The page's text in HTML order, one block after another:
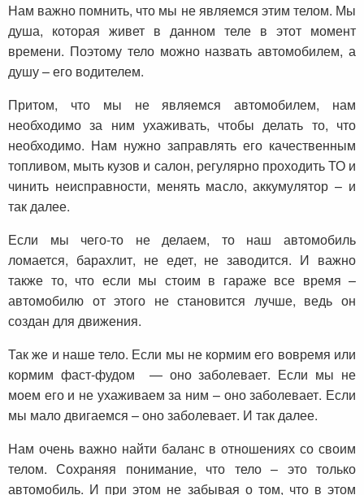
Нам важно помнить, что мы не являемся этим телом. Мы
душа, которая живет в данном теле в этот момент
времени. Поэтому тело можно назвать автомобилем, а
душу – его водителем.
Притом, что мы не являемся автомобилем, нам
необходимо за ним ухаживать, чтобы делать то, что
необходимо. Нам нужно заправлять его качественным
топливом, мыть кузов и салон, регулярно проходить ТО и
чинить неисправности, менять масло, аккумулятор – и
так далее.
Если мы чего-то не делаем, то наш автомобиль
ломается, барахлит, не едет, не заводится. И важно
также то, что если мы стоим в гараже все время –
автомобилю от этого не становится лучше, ведь он
создан для движения.
Так же и наше тело. Если мы не кормим его вовремя или
кормим фаст-фудом — оно заболевает. Если мы не
моем его и не ухаживаем за ним – оно заболевает. Если
мы мало двигаемся – оно заболевает. И так далее.
Нам очень важно найти баланс в отношениях со своим
телом. Сохраняя понимание, что тело – это только
автомобиль. И при этом не забывая о том, что в этом